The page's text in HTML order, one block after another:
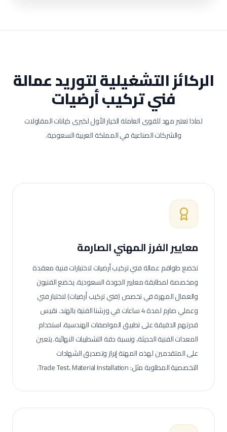
الركائز التشغيلية لتوريد عمالة
فني تركيب أرضيات
لماذا تعتبر مهد للقوى العاملة الخيار الأول لكبرى كيانات المقاولات
والشركات الصناعية في المملكة العربية السعودية.
معايير الفرز المهني الصارمة
تخضع طواقم عمالةفني تركيب أرضياتلاختبارات فنية معقدة
ومخصصة لمطابقة معايير الجودة السعودية.يخضع الفنيون
والعمال المهرة في تخصص (فني تركيب أرضيات) لاختبار فني
وعملي صارم لمدة 4 ساعات في ورشنا الفنية بالهند. نقيس
قدرتهم الدقيقة على تطبيق المواصفات الهندسية، استخدام
المعدات الفنية الحديثة، ونسبة دقة التشطيبات النهائية.يتعين
على المتقدمين لهذه المهنة إبراز وتصديق الشهادات
التخصصية المطلوبة مثل: Trade Test، Material Installation.